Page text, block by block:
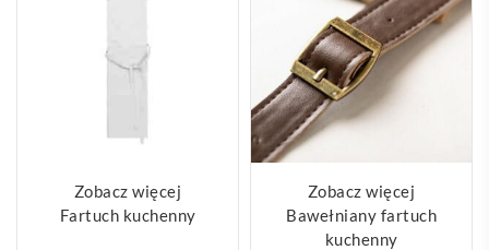
Zobacz więcej
Fartuch kuchenny
Zobacz więcej
Bawełniany fartuch
kuchenny